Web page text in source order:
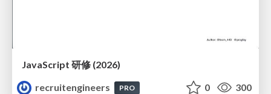
JavaScript 研修 (2026)
recruitengineers
PRO 0 300